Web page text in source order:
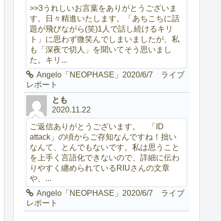
>>3うれしいお言葉をありがとうございま
す。日々精進いたします。「あちこちに話
題が飛びながら(笑)1人で話し続けるキリ
ト」に思わず微笑んでしまいましたが、私
も「深夜で切人」を聞いてそう思いまし
た。キリ...
Angelo「NEOPHASE」2020/6/7 ライブ
レポート
とも
2020.11.22
ご返信ありがとうございます。 「ID
attack」の頃からご存知なんですね！拙い
なんて、とんでもないです。私は思うこと
を上手く言語化できないので、詳細に伝わ
りやすく纏められているRIUさんの文章
や、...
Angelo「NEOPHASE」2020/6/7 ライブ
レポート